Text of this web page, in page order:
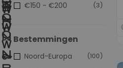
(3)
€150 - €200
Bestemmingen
(100)
Noord-Europa